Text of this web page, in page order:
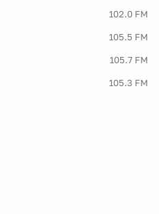
102.0 FM
105.5 FM
105.7 FM
105.3 FM